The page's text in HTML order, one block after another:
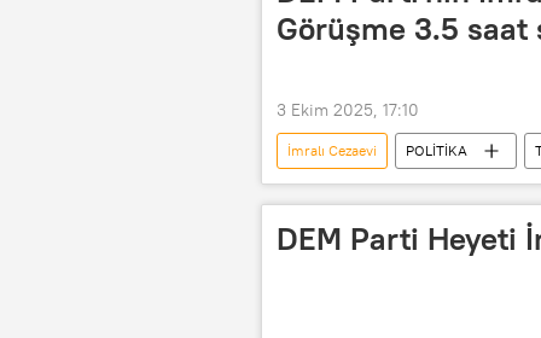
Görüşme 3.5 saat
3 Ekim 2025, 17:10
İmralı Cezaevi POLİTİKA
DEM Parti İmralı çağrısı
HDP İmralı heyeti
DEM Parti Heyeti